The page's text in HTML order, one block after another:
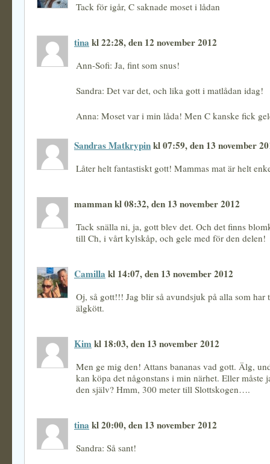
Tack för igår, C saknade moset i lådan
tina kl 22:28, den 12 november 2012
Ann-Sofi: Ja, fint som snus!
Sandra: Det var det, och lika gott i matlådan idag!
Anna: Moset var i min låda! Men C kanske fick
Sandras Matkrypinkl 07:59, den 13 november
Låter helt fantastiskt gott! Mammas mat är helt
mamman kl 08:32, den 13 november 2012
Tack snälla ni, ja, gott blev det. Och det finns
till Ch, i vårt kylskåp, och gele med för den delen!
Camilla kl 14:07, den 13 november 2012
Oj, så gott!!! Jag blir så avundsjuk på alla som
älgkött.
Kimkl 18:03, den 13 november 2012
Men ge mig den! Attans bananas vad gott. Älg,
kan köpa det någonstans i min närhet. Eller måste
den själv? Hmm, 300 meter till Slottskogen….
tina kl 20:00, den 13 november 2012
Sandra: Så sant!